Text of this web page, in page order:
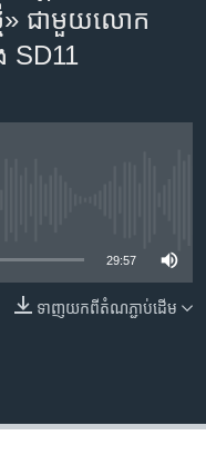
» ជាមួយ​​លោក
SD11
29:57
ទាញ​យក​ពី​តំណភ្ជាប់​ដើម